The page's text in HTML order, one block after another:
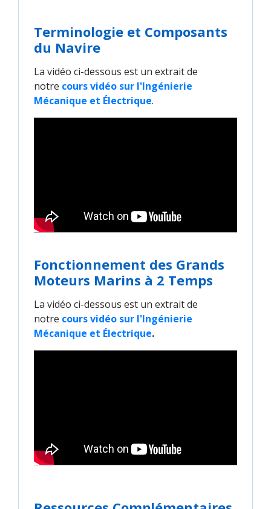
Terminologie et Composants
du Navire
La vidéo ci-dessous est un extrait de
notre cours vidéo sur l'Ingénierie
Mécanique et Électrique.
Fonctionnement des Grands
Moteurs Marins à 2 Temps
La vidéo ci-dessous est un extrait de
notre cours vidéo sur l'Ingénierie
Mécanique et Électrique.